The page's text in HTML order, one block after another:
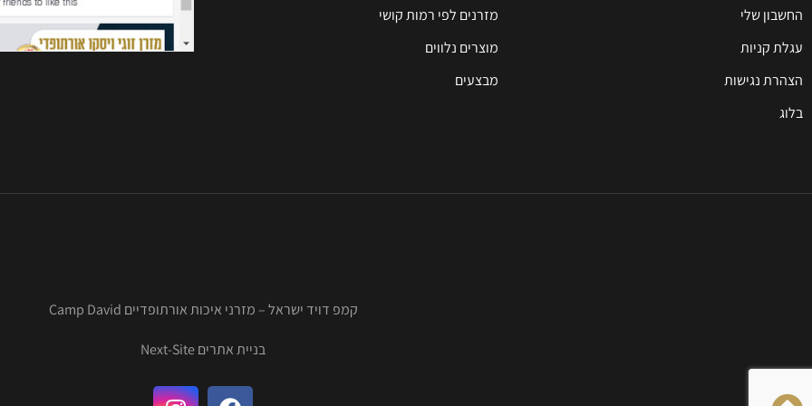
החשבון שלי
עגלת קניות
הצהרת נגישות
בלוג
מזרנים לפי רמות קושי
מוצרים נלווים
מבצעים
קמפ דויד ישראל – מזרני איכות אורתופדיים Camp David
בניית אתרים Next-Site